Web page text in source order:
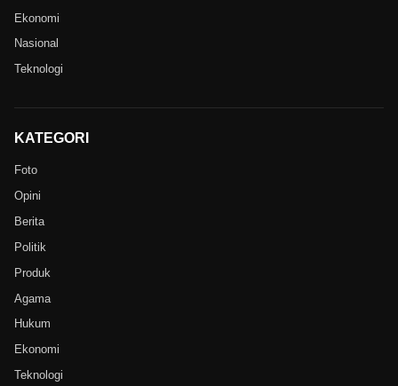
Ekonomi
Nasional
Teknologi
KATEGORI
Foto
Opini
Berita
Politik
Produk
Agama
Hukum
Ekonomi
Teknologi